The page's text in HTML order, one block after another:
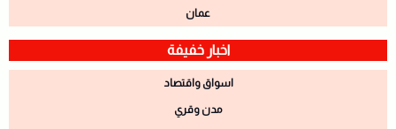
عمان
اخبار خفيفة
اسواق واقتصاد
مدن وقري